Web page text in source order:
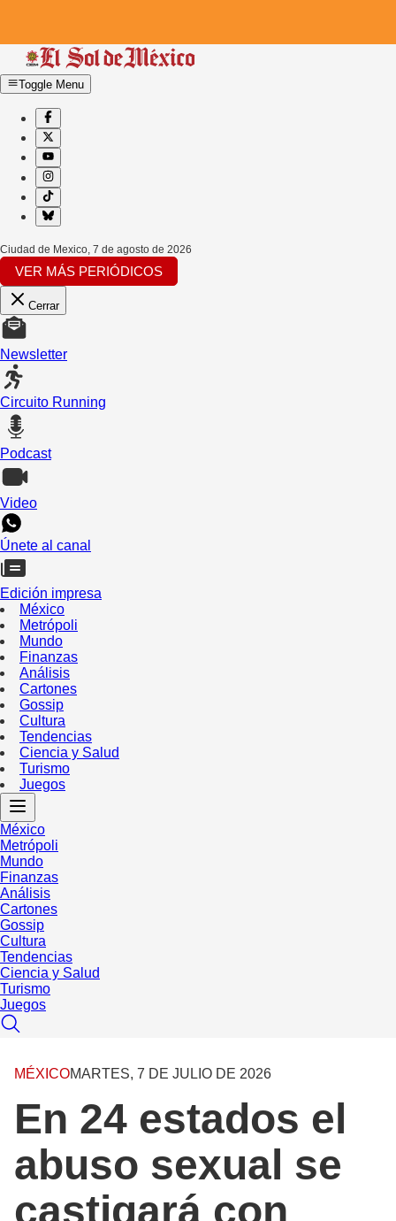
Toggle Menu
Ciudad de Mexico, 7 de agosto de 2026
VER MÁS PERIÓDICOS
Cerrar
Newsletter
Circuito Running
Podcast
Video
Únete al canal
Edición impresa
México
Metrópoli
Mundo
Finanzas
Análisis
Cartones
Gossip
Cultura
Tendencias
Ciencia y Salud
Turismo
Juegos
México
Metrópoli
Mundo
Finanzas
Análisis
Cartones
Gossip
Cultura
Tendencias
Ciencia y Salud
Turismo
Juegos
MÉXICOMARTES, 7 DE JULIO DE 2026
En 24 estados el
abuso sexual se
castigará con